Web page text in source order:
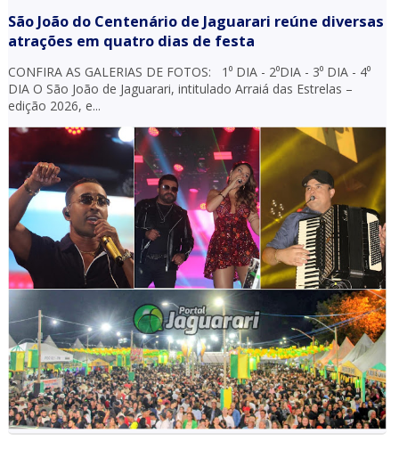
São João do Centenário de Jaguarari reúne diversas
atrações em quatro dias de festa
CONFIRA AS GALERIAS DE FOTOS: 1⁰ DIA - 2⁰DIA - 3⁰ DIA - 4⁰
DIA O São João de Jaguarari, intitulado Arraiá das Estrelas –
edição 2026, e...